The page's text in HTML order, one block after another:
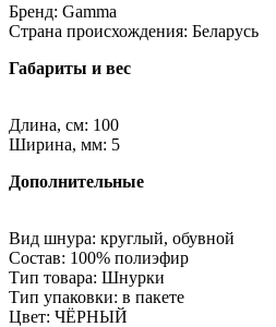
Бренд: Gamma
Страна происхождения: Беларусь
Габариты и вес
Длина, см: 100
Ширина, мм: 5
Дополнительные
Вид шнура: круглый, обувной
Состав: 100% полиэфир
Тип товара: Шнурки
Тип упаковки: в пакете
Цвет: ЧЁРНЫЙ